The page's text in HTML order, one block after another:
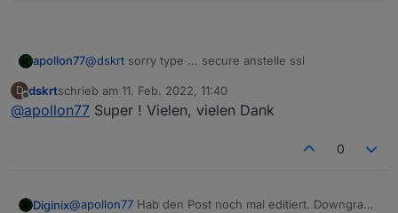
apollon77@dskrt sorry type ... secure anstelle ssl
D
Offline
dskrtschrieb am 11. Feb. 2022, 11:40
zuletzt editiert von
@apollon77 Super ! Vielen, vielen Dank
0
Diginix@apollon77 Hab den Post noch mal editiert. Downgrade